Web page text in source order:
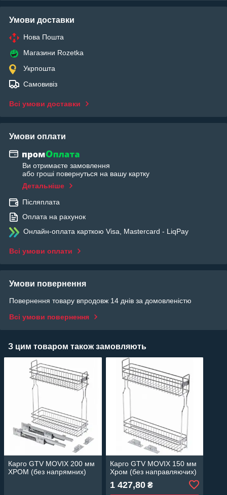
Умови доставки
Нова Пошта
Магазини Rozetka
Укрпошта
Самовивіз
Всі умови доставки
Умови оплати
Ви отримаєте замовлення
або гроші повернуться на вашу картку
Детальніше
Післяплата
Оплата на рахунок
Онлайн-оплата карткою Visa, Mastercard - LiqPay
Всі умови оплати
Умови повернення
Повернення товару впродовж 14 днів за домовленістю
Всі умови повернення
З цим товаром також замовляють
Карго GTV MOVIX 200 мм
ХРОМ (без напрямних)
Карго GTV MOVIX 150 мм
Хром (без направляючих)
1 427,80₴